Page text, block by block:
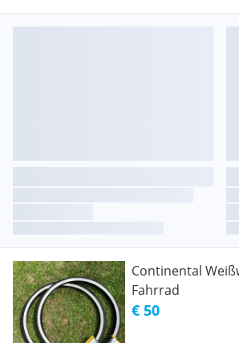
Continental
Fahrrad
€ 50